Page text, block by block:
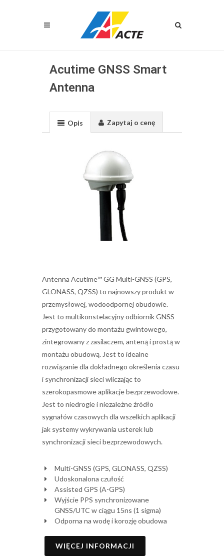
Acutime GNSS Smart
Antenna
Opis Zapytaj o cenę
Antenna Acutime™ GG Multi-GNSS (GPS,
GLONASS, QZSS) to najnowszy produkt w
przemysłowej, wodoodpornej obudowie.
Jest to multikonstelacyjny odbiornik GNSS
przygotowany do montażu gwintowego,
zintegrowany z zasilaczem, anteną i prostą w
montażu obudową. Jest to idealne
rozwiązanie dla dokładnego określenia czasu
i synchronizacji sieci wliczając to
szerokopasmowe aplikacje bezprzewodowe.
Jest to niedrogie i niezależne źródło
sygnałów czasowych dla wszelkich aplikacji
jak systemy wykrywania usterek lub
synchronizacji sieci bezprzewodowych.
Multi-GNSS (GPS, GLONASS, QZSS)
Udoskonalona czułość
Assisted GPS (A-GPS)
Wyjście PPS synchronizowane
GNSS/UTC w ciągu 15ns (1 sigma)
Odporna na wodę i korozję obudowa
WIĘCEJ INFORMACJI